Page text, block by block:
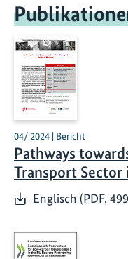
04/ 2024 | Bericht
Pathways
Transport Sector
Englisch (PDF,